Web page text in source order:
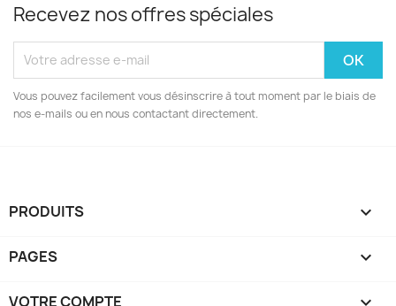
Recevez nos offres spéciales
Vous pouvez facilement vous désinscrire à tout moment par le biais de
nos e-mails ou en nous contactant directement.
PRODUITS 
PAGES 
VOTRE COMPTE